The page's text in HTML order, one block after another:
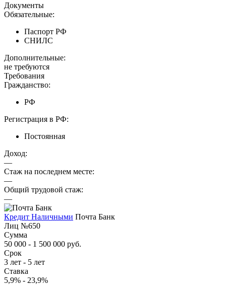
Документы
Обязательные:
Паспорт РФ
СНИЛС
Дополнительные:
не требуются
Требования
Гражданство:
РФ
Регистрация в РФ:
Постоянная
Доход:
—
Стаж на последнем месте:
—
Общий трудовой стаж:
—
Кредит Наличными Почта Банк
Лиц №650
Сумма
50 000 - 1 500 000 руб.
Срок
3 лет - 5 лет
Ставка
5,9% - 23,9%